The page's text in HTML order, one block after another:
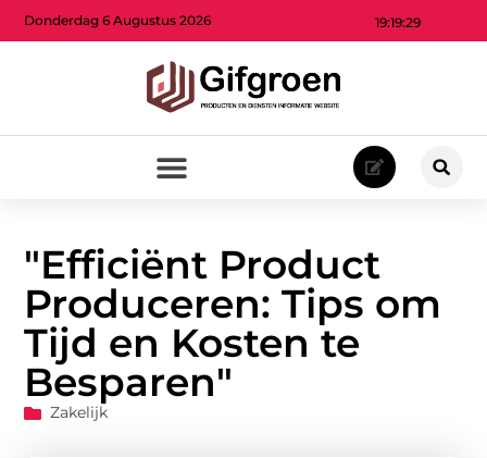
19:19:31
Donderdag 6 Augustus 2026
"Efficiënt Product
Produceren: Tips om
Tijd en Kosten te
Besparen"
Zakelijk